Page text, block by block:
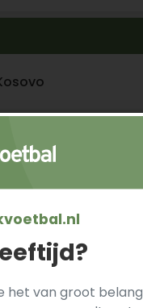
het van groot belang